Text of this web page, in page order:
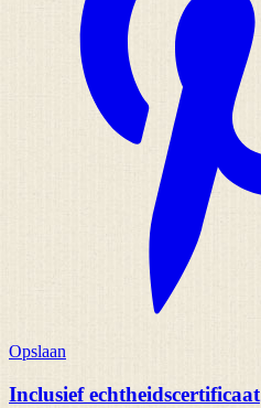
Opslaan
Inclusief echtheidscertificaat